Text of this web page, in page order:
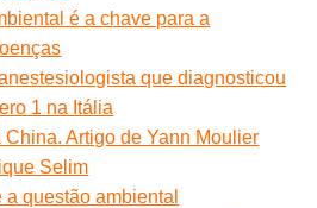
é a chave para a
que diagnosticou
1 na Itália
China. Artigo de Yann Moulier
Selim
questão ambiental